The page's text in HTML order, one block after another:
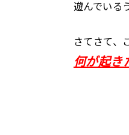
遊んでいる
さてさて、
何が起き